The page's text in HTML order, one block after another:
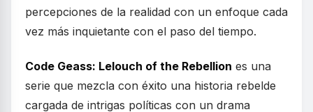
percepciones de la realidad con un enfoque cada
vez más inquietante con el paso del tiempo.
Code Geass: Lelouch of the Rebellion es una
serie que mezcla con éxito una historia rebelde
cargada de intrigas políticas con un drama